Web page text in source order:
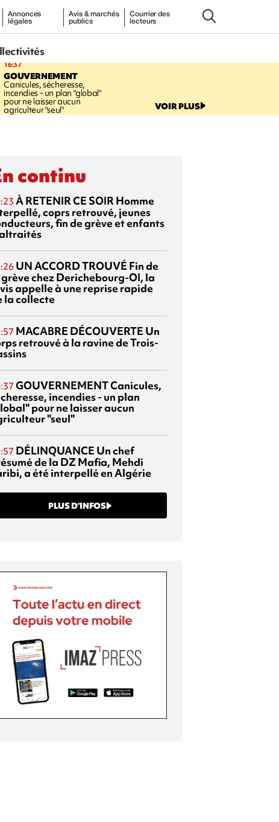
Annonces
légales
Avis & marchés
publics
Courrier des
lecteurs
16:37
GOUVERNEMENT
Canicules, sécheresse,
incendies - un plan "global"
pour ne laisser aucun
agriculteur "seul" VOIR PLUS
continu
À RETENIR CE SOIR Homme
coprs retrouvé, jeunes
fin de grève et enfants
UN ACCORD TROUVÉ Fin de
chez Derichebourg-OI, la
appelle à une reprise rapide
la collecte
MACABRE DÉCOUVERTE Un
retrouvé à la ravine de Trois-
GOUVERNEMENTCanicules,
incendies - un plan
pour ne laisser aucun
"seul"
DÉLINQUANCE Un chef
de la DZ Mafia, Mehdi
a été interpellé en Algérie
PLUS D’INFOS